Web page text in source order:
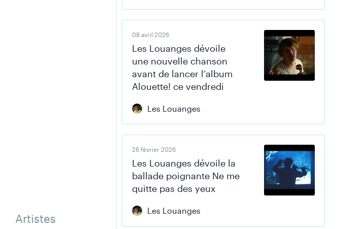
Artistes
08 avril 2026
Les Louanges dévoile
une nouvelle chanson
avant de lancer l’album
Alouette! ce vendredi
Les Louanges
26 février 2026
Les Louanges dévoile la
ballade poignante Ne me
quitte pas des yeux
Les Louanges